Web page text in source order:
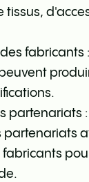
tissus,
fabricants
partenariats
partenariats
fabricants